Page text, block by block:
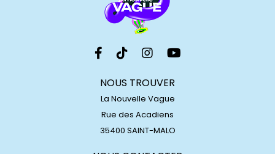
NOUS TROUVER
La Nouvelle Vague
Rue des Acadiens
35400 SAINT-MALO